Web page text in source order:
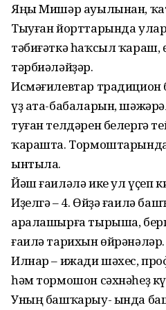
Яңы Мишәр ауылынан,
Тыуған йорттарында
тәбиғәткә һаҡсыл ҡараш,
тәрбиәләйҙәр.
Исмәғилевтар
үҙ ата-бабаларын,
туған телдәрен белергә
ҡарашта. Тормоштарында
ынтыла.
Йәш ғаиләлә ике ул үҫеп
Иҙелгә – 4. Өйҙә ғаилә
аралашырға тырыша,
ғаилә тарихын өйрәнәләр.
Илнар – ижади шәхес,
һәм тормошон сәхнәһеҙ
Уның башҡарыу- ында